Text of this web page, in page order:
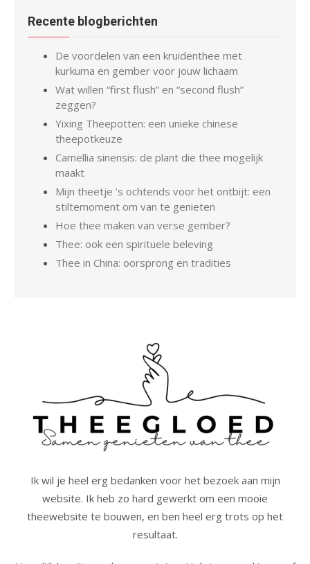
Recente blogberichten
De voordelen van een kruidenthee met
kurkuma en gember voor jouw lichaam
Wat willen “first flush” en “second flush”
zeggen?
Yixing Theepotten: een unieke chinese
theepotkeuze
Camellia sinensis: de plant die thee mogelijk
maakt
Mijn theetje ’s ochtends voor het ontbijt: een
stiltemoment om van te genieten
Hoe thee maken van verse gember?
Thee: ook een spirituele beleving
Thee in China: oorsprong en tradities
Ik wil je heel erg bedanken voor het bezoek aan mijn
website. Ik heb zo hard gewerkt om een mooie
theewebsite te bouwen, en ben heel erg trots op het
resultaat.